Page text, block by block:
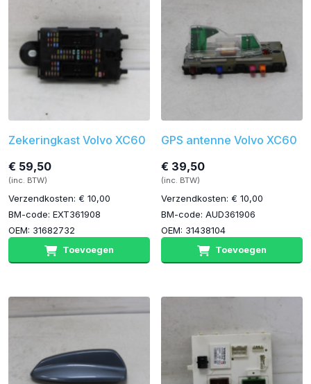
Zekeringkast Volvo XC60
€ 59,50
(inc. BTW)
Verzendkosten: € 10,00
BM-code: EXT361908
OEM: 31682732
Toevoegen
GPS antenne Volvo XC60
€ 39,50
(inc. BTW)
Verzendkosten: € 10,00
BM-code: AUD361906
OEM: 31438104
Toevoegen